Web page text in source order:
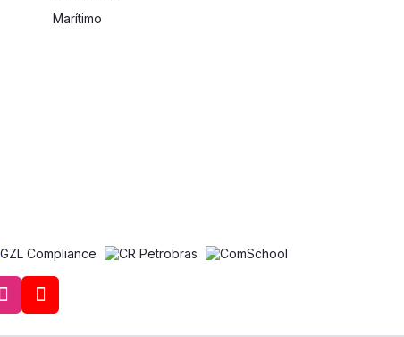
Marítimo
Acesse nosso Instagram
Acesse nosso canal no YouTube